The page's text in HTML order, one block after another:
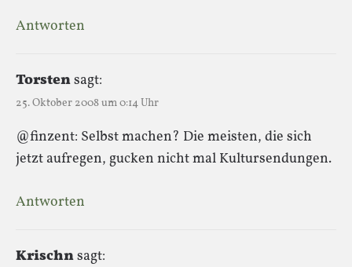
Antworten
Torstensagt:
25. Oktober 2008 um 0:14 Uhr
@finzent: Selbst machen? Die meisten, die sich
jetzt aufregen, gucken nicht mal Kultursendungen.
Antworten
Krischnsagt: